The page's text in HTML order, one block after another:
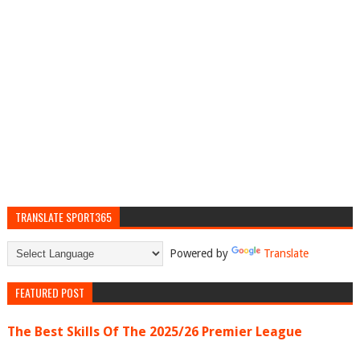
TRANSLATE SPORT365
Powered by Translate
FEATURED POST
The Best Skills Of The 2025/26 Premier League